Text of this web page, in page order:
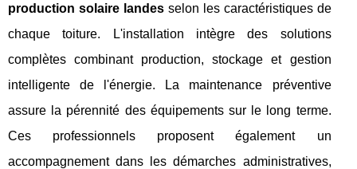
production solaire landesselon les caractéristiques de
chaque toiture. L'installation intègre des solutions
complètes combinant production, stockage et gestion
intelligente de l'énergie. La maintenance préventive
assure la pérennité des équipements sur le long terme.
Ces professionnels proposent également un
accompagnement dans les démarches administratives,